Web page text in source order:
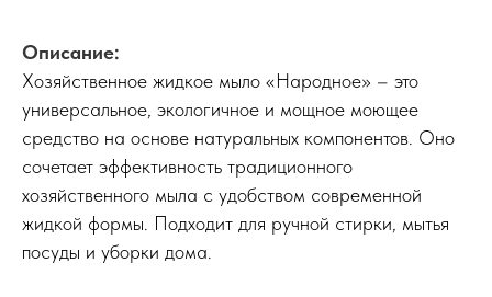
Описание:
Хозяйственное жидкое мыло «Народное» – это
универсальное, экологичное и мощное моющее
средство на основе натуральных компонентов. Оно
сочетает эффективность традиционного
хозяйственного мыла с удобством современной
жидкой формы. Подходит для ручной стирки, мытья
посуды и уборки дома.